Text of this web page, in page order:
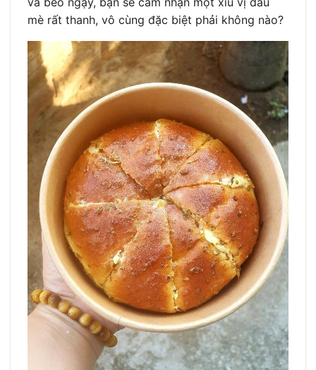
mè rất thanh, vô cùng đặc biệt phải không nào?